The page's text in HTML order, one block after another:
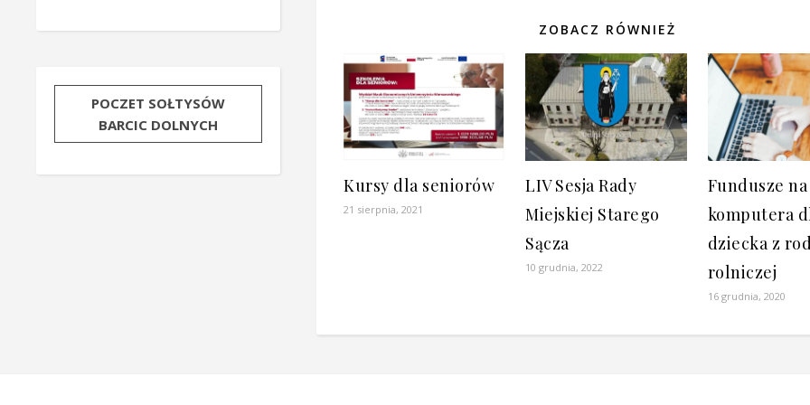
POCZET SOŁTYSÓW
BARCIC DOLNYCH
ZOBACZ RÓWNIEŻ
Kursy dla seniorów
21 sierpnia, 2021
LIV Sesja Rady
Miejskiej Starego
Sącza
10 grudnia, 2022
Fundusze
komputera
dziecka z
rolniczej
16 grudnia, 2020